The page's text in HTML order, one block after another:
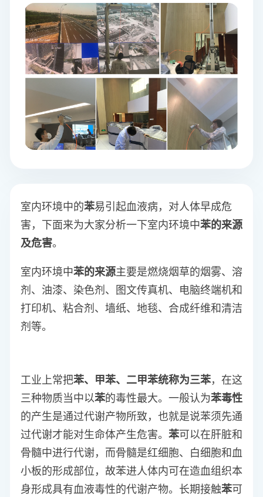
室内环境中的苯易引起血液病，对人体早成危
害，下面来为大家分析一下室内环境中苯的来源
及危害。
室内环境中苯的来源主要是燃烧烟草的烟雾、溶
剂、油漆、染色剂、图文传真机、电脑终端机和
打印机、粘合剂、墙纸、地毯、合成纤维和清洁
剂等。
工业上常把苯、甲苯、二甲苯统称为三苯，在这
三种物质当中以苯的毒性最大。一般认为苯毒性
的产生是通过代谢产物所致，也就是说苯须先通
过代谢才能对生命体产生危害。 苯可以在肝脏和
骨髓中进行代谢，而骨髓是红细胞、白细胞和血
小板的形成部位，故苯进人体内可在造血组织本
身形成具有血液毒性的代谢产物。长期接触苯可